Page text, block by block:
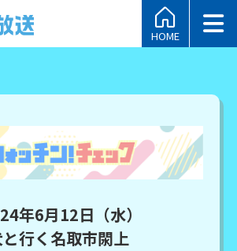
HOME
年6月12日（水）
行く名取市閖上